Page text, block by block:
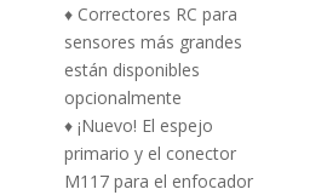
♦ Correctores RC para
sensores más grandes
están disponibles
opcionalmente
♦ ¡Nuevo! El espejo
primario y el conector
M117 para el enfocador